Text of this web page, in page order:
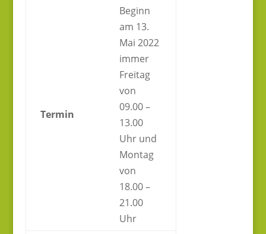
Termin
Beginn
am 13.
Mai 2022
immer
Freitag
von
09.00 –
13.00
Uhr und
Montag
von
18.00 –
21.00
Uhr